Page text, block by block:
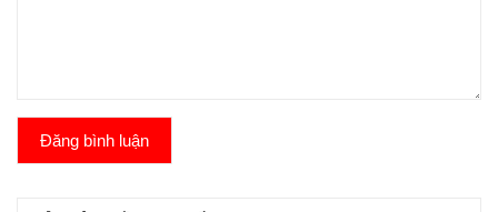
Đăng bình luận